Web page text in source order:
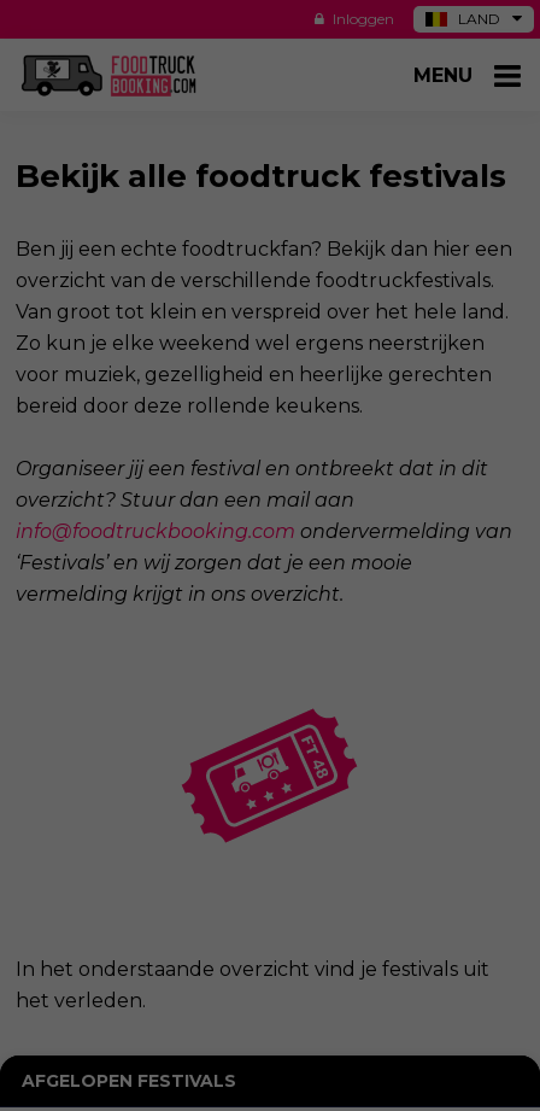
LAND
ES
Inloggen
MENU
Bekijk alle foodtruck festivals
Ben jij een echte foodtruckfan? Bekijk dan hier een
overzicht van de verschillende foodtruckfestivals.
Van groot tot klein en verspreid over het hele land.
Zo kun je elke weekend wel ergens neerstrijken
voor muziek, gezelligheid en heerlijke gerechten
bereid door deze rollende keukens.
Organiseer jij een festival en ontbreekt dat in dit
overzicht? Stuur dan een mail aan
info@foodtruckbooking.com ondervermelding van
‘Festivals’ en wij zorgen dat je een mooie
vermelding krijgt in ons overzicht.
In het onderstaande overzicht vind je festivals uit
het verleden.
AFGELOPEN FESTIVALS